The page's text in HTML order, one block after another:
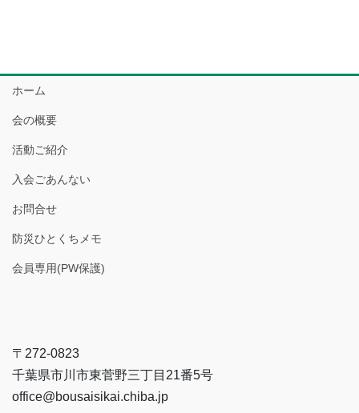
ホーム
会の概要
活動ご紹介
入会ごあんない
お問合せ
防災ひとくちメモ
会員専用(PW保護)
〒272-0823
千葉県市川市東菅野三丁目21番5号
office@bousaisikai.chiba.jp